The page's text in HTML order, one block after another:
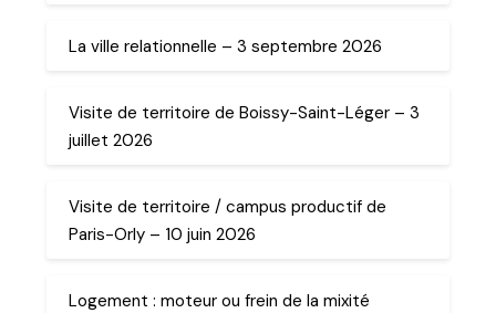
La ville relationnelle – 3 septembre 2026
Visite de territoire de Boissy-Saint-Léger – 3
juillet 2026
Visite de territoire / campus productif de
Paris-Orly – 10 juin 2026
Logement : moteur ou frein de la mixité